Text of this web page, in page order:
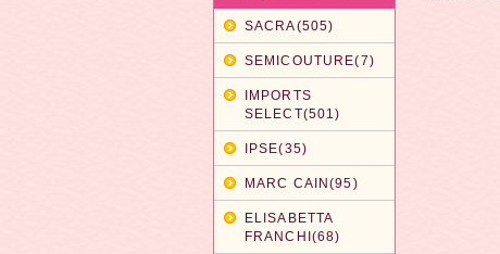
SACRA(505)
SEMICOUTURE(7)
IMPORTS
SELECT(501)
IPSE(35)
MARC CAIN(95)
ELISABETTA
FRANCHI(68)